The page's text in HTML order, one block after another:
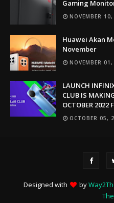
Gaming
NOVEMBER
Huawei Akan
November
NOVEMBER
LAUNCH
CLUB IS
OCTOBER 2022
OCTOBER 05,
Designed with by